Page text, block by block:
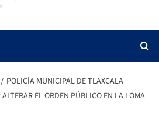
POLICÍA MUNICIPAL DE TLAXCALA
EL ORDEN PÚBLICO EN LA LOMA